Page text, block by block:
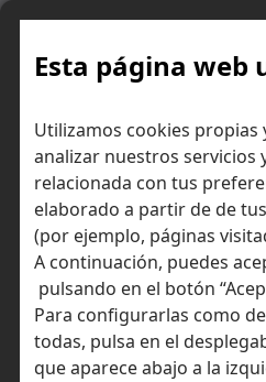
Esta página web
Utilizamos cookies propias
analizar nuestros
relacionada con tus
elaborado a partir de de
(por ejemplo, páginas
A continuación, puedes
pulsando en el botón
Para configurarlas como
todas, pulsa en el
que aparece abajo a la
Skip
Inicio Consejos para invertir